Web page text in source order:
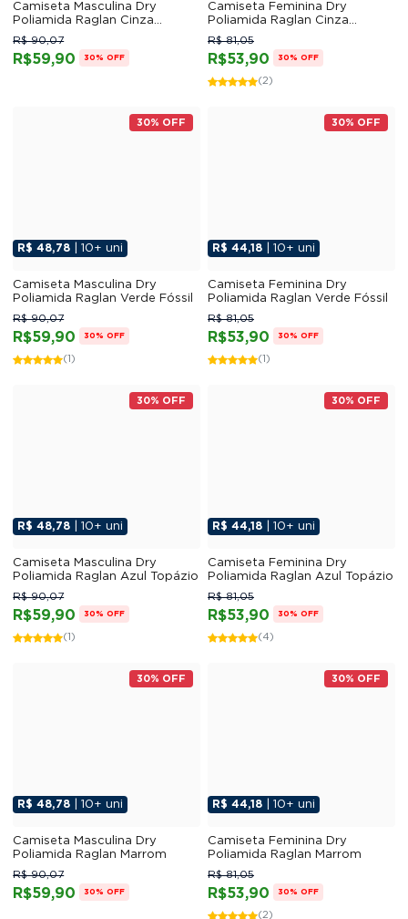
Camiseta Masculina Dry
Poliamida Raglan Cinza
Titanium
R$59,90
R$ 90,07
30% OFF
Camiseta Feminina Dry
Poliamida Raglan Cinza
Titanium
R$53,90
R$ 81,05
30% OFF
(2)
30% OFF
R$ 48,78 | 10+ uni
Camiseta Masculina Dry
Poliamida Raglan Verde Fóssil
R$59,90
R$ 90,07
30% OFF
(1)
30% OFF
R$ 44,18 | 10+ uni
Camiseta Feminina Dry
Poliamida Raglan Verde Fóssil
R$53,90
R$ 81,05
30% OFF
(1)
30% OFF
R$ 48,78 | 10+ uni
Camiseta Masculina Dry
Poliamida Raglan Azul Topázio
R$59,90
R$ 90,07
30% OFF
(1)
30% OFF
R$ 44,18 | 10+ uni
Camiseta Feminina Dry
Poliamida Raglan Azul Topázio
R$53,90
R$ 81,05
30% OFF
(4)
30% OFF
R$ 48,78 | 10+ uni
Camiseta Masculina Dry
Poliamida Raglan Marrom
R$59,90
R$ 90,07
30% OFF
30% OFF
R$ 44,18 | 10+ uni
Camiseta Feminina Dry
Poliamida Raglan Marrom
R$53,90
R$ 81,05
30% OFF
(2)